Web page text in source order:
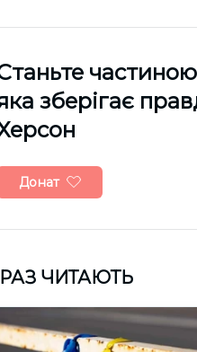
зберігає
Донат
ЧИТАЮТЬ